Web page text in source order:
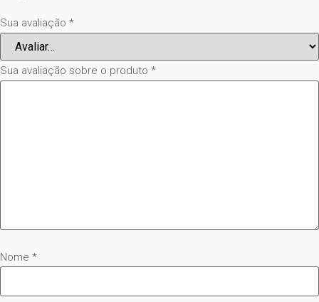
Sua avaliação *
Sua avaliação sobre o produto *
Nome *